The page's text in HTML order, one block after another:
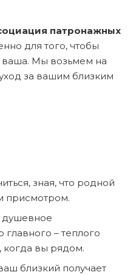
патронажных
для того, чтобы
ваша. Мы возьмем на
за вашим близким
зная, что родной
присмотром.
душевное
– теплого
вы рядом.
близкий получает